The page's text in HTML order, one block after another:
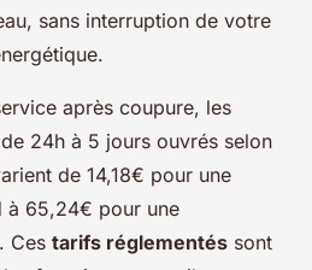
sans interruption de votre
après coupure, les
24h à 5 jours ouvrés selon
de 14,18€ pour une
à 65,24€ pour une
Ces tarifs réglementés sont